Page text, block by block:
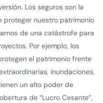
Los seguros son la
proteger nuestro patrimonio
de una catástrofe para
Por ejemplo, los
el patrimonio frente
inundaciones,
un alto poder de
de “Lucro Cesante”,